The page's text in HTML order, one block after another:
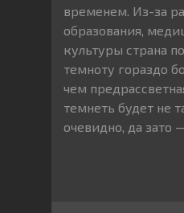
временем. Из-за
образования,
культуры страна
темноту гораздо
чем
темнеть будет не
очевидно, да зато